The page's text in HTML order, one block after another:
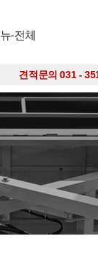
-전체
견적문의 031 -